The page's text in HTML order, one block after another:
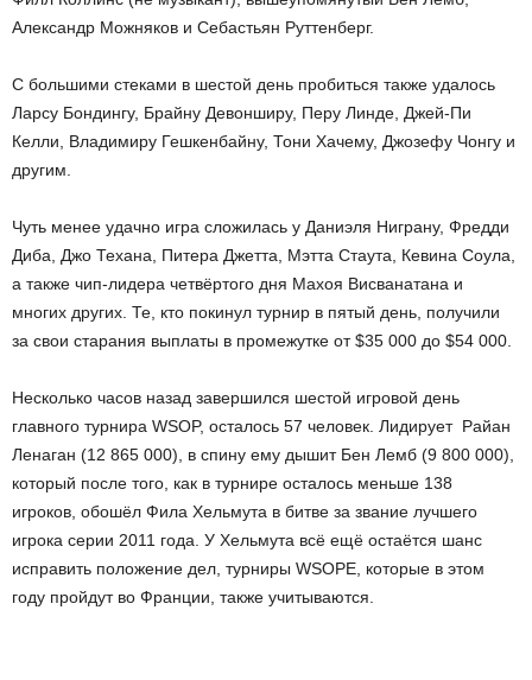
Александр Можняков и Себастьян Руттенберг.
С большими стеками в шестой день пробиться также удалось
Ларсу Бондингу, Брайну Девонширу, Перу Линде, Джей-Пи
Келли, Владимиру Гешкенбайну, Тони Хачему, Джозефу Чонгу и
другим.
Чуть менее удачно игра сложилась у Даниэля Ниграну, Фредди
Диба, Джо Техана, Питера Джетта, Мэтта Стаута, Кевина Соула,
а также чип-лидера четвёртого дня Махоя Висванатана и
многих других. Те, кто покинул турнир в пятый день, получили
за свои старания выплаты в промежутке от $35 000 до $54 000.
Несколько часов назад завершился шестой игровой день
главного турнира WSOP, осталось 57 человек. Лидирует Райан
Ленаган (12 865 000), в спину ему дышит Бен Лемб (9 800 000),
который после того, как в турнире осталось меньше 138
игроков, обошёл Фила Хельмута в битве за звание лучшего
игрока серии 2011 года. У Хельмута всё ещё остаётся шанс
исправить положение дел, турниры WSOPE, которые в этом
году пройдут во Франции, также учитываются.